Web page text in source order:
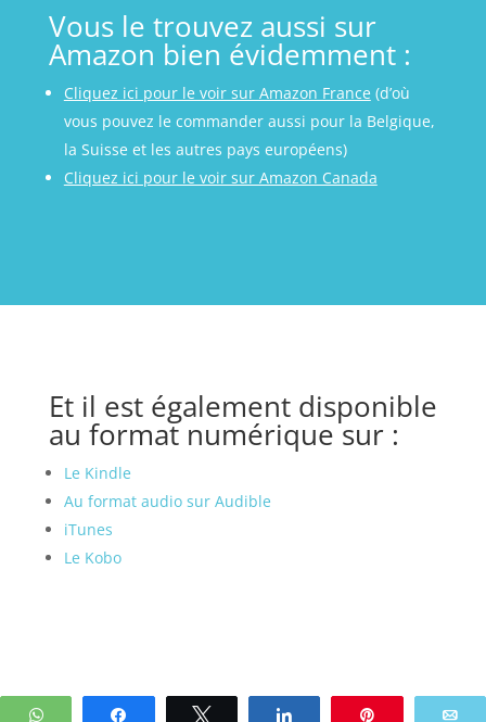
Vous le trouvez aussi sur
Amazon bien évidemment :
Cliquez ici pour le voir sur Amazon France (d’où
vous pouvez le commander aussi pour la Belgique,
la Suisse et les autres pays européens)
Cliquez ici pour le voir sur Amazon Canada
Et il est également disponible
au format numérique sur :
Le Kindle
Au format audio sur Audible
iTunes
Le Kobo
WhatsApp Partagez Tweetez Partagez Enregistrer